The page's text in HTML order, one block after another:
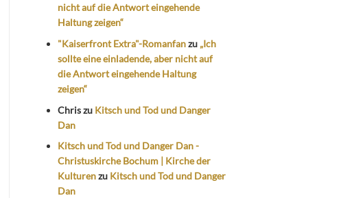
nicht auf die Antwort eingehende
Haltung zeigen“
"Kaiserfront Extra"-Romanfanzu „Ich
sollte eine einladende, aber nicht auf
die Antwort eingehende Haltung
zeigen“
Chriszu Kitsch und Tod und Danger
Dan
Kitsch und Tod und Danger Dan -
Christuskirche Bochum | Kirche der
Kulturenzu Kitsch und Tod und Danger
Dan